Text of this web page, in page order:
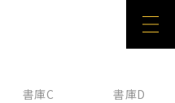
書庫C 書庫D